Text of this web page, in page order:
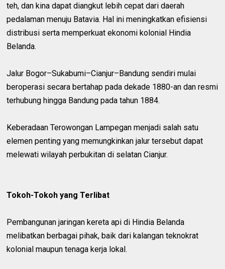
teh, dan kina dapat diangkut lebih cepat dari daerah
pedalaman menuju Batavia. Hal ini meningkatkan efisiensi
distribusi serta memperkuat ekonomi kolonial Hindia
Belanda.
Jalur Bogor–Sukabumi–Cianjur–Bandung sendiri mulai
beroperasi secara bertahap pada dekade 1880-an dan resmi
terhubung hingga Bandung pada tahun 1884.
Keberadaan Terowongan Lampegan menjadi salah satu
elemen penting yang memungkinkan jalur tersebut dapat
melewati wilayah perbukitan di selatan Cianjur.
Tokoh-Tokoh yang Terlibat
Pembangunan jaringan kereta api di Hindia Belanda
melibatkan berbagai pihak, baik dari kalangan teknokrat
kolonial maupun tenaga kerja lokal.